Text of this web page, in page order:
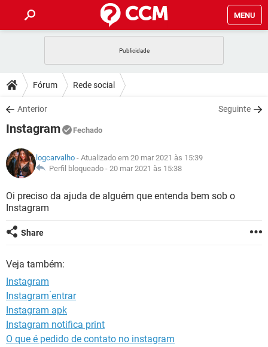
MENU
CELULAR
OUTLOOK
INSTAGRAM
GUIA DE COMPRAS
DICAS
JOGOS
INSTAGRAM GMAIL
GUIA DE COMPRAS
DOWNLOADS
JOGOS
CELULAR
OUTLOOK EXCEL
INSTAGRAM
GUIA DE COMPRAS
FÓRUM
JOGOS WHATSAPP
CELULAR
OUTLOOK EXCEL
GLOSSÁRIO
JOGOS
CELULAR
OUTLOOK
GUIA DE COMPRAS
Fórum Rede social
Anterior Seguinte
Instagram Fechado
logcarvalho - Atualizado em 20 mar 2021 às 15:39
Perfil bloqueado - 20 mar 2021 às 15:38
Oi preciso da ajuda de alguém que entenda bem sob o
Instagram
Share
Veja também:
Instagram
Instagram ́entrar
Instagram apk
Instagram notifica print
O que é pedido de contato no instagram